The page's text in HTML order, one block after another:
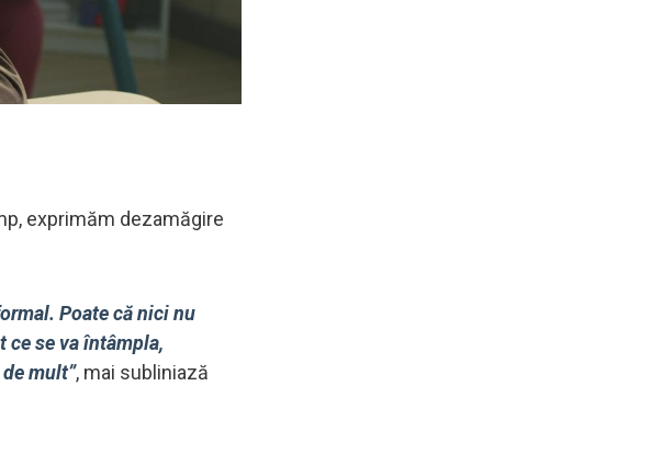
exprimăm dezamăgire
Poate că nici nu
ce se va întâmpla,
mult”, mai subliniază